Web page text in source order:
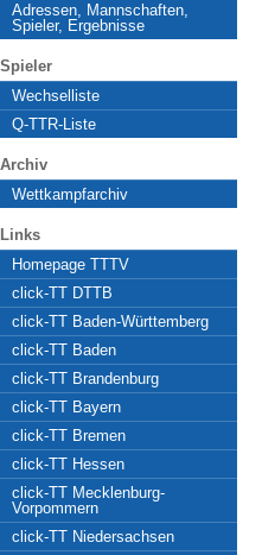
Adressen, Mannschaften,
Spieler, Ergebnisse
Spieler
Wechselliste
Q-TTR-Liste
Archiv
Wettkampfarchiv
Links
Homepage TTTV
click-TT DTTB
click-TT Baden-Württemberg
click-TT Baden
click-TT Brandenburg
click-TT Bayern
click-TT Bremen
click-TT Hessen
click-TT Mecklenburg-
Vorpommern
click-TT Niedersachsen